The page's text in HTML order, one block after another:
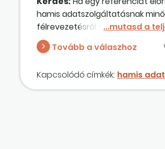
hamis adatszolgáltatásnak
félrevezetésről szó, úgy vélem,
Tovább a válaszhoz
Kapcsolódó címkék: hamis